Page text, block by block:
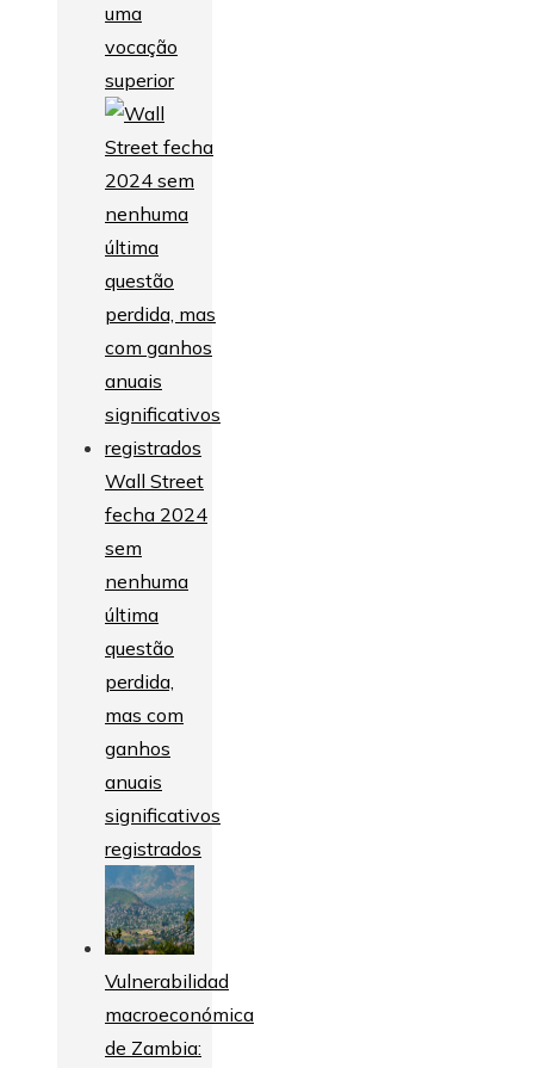
uma
vocação
superior
Wall Street
fecha 2024
sem
nenhuma
última
questão
perdida,
mas com
ganhos
anuais
significativos
registrados
Vulnerabilidad
macroeconómica
de Zambia: